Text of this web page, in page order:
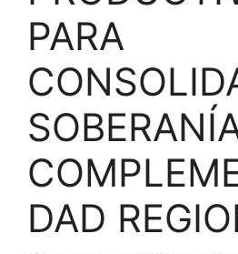
PARA
DAD